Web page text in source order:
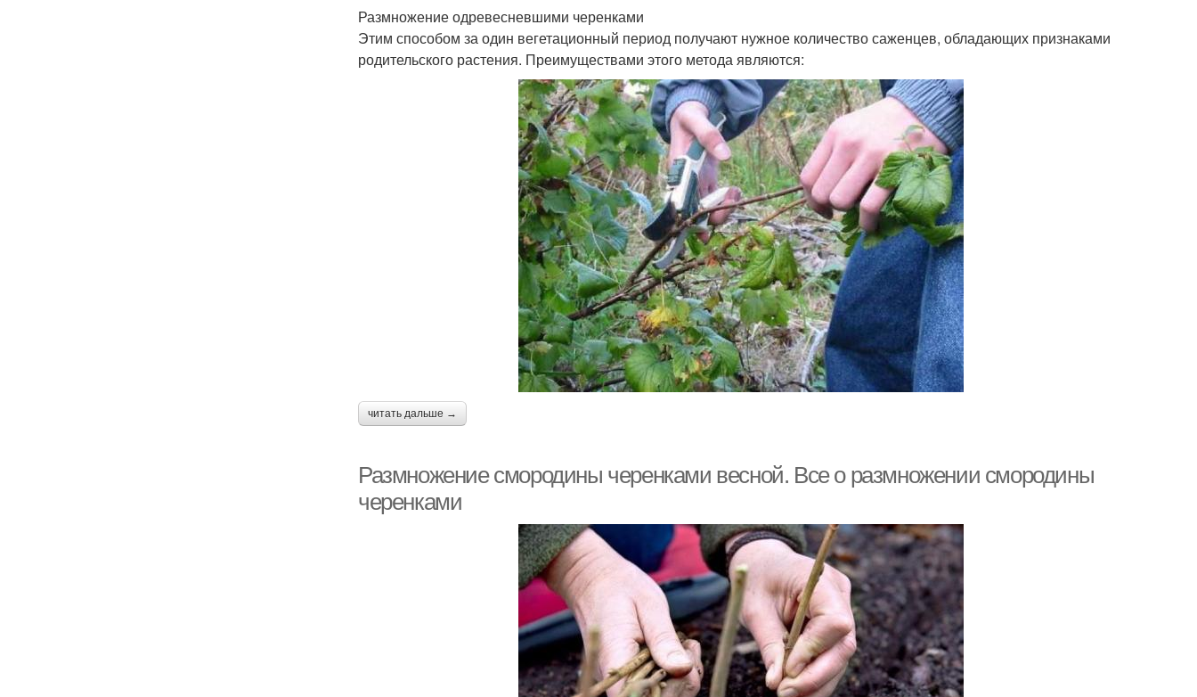
Размножение одревесневшими черенками
Этим способом за один вегетационный период получают нужное количество саженцев, обладающих признаками
родительского растения. Преимуществами этого метода являются:
читать дальше →
Размножение смородины черенками весной. Все о размножении смородины
черенками